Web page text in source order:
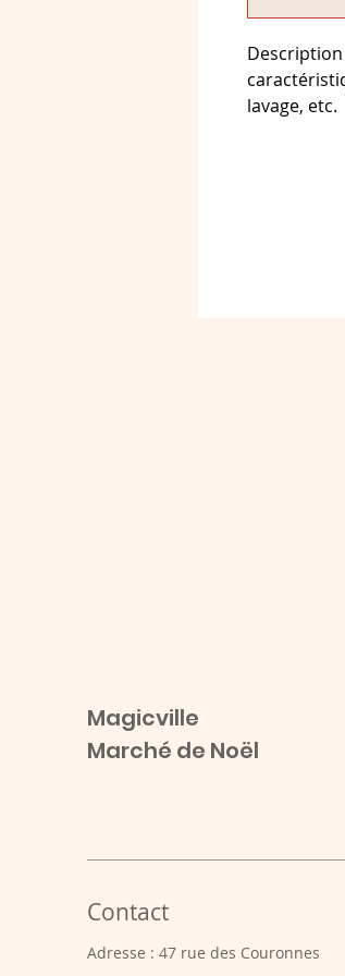
lavage, etc.
Magicville
Marché de Noël
Contact
Adresse : 47 rue des Couronnes